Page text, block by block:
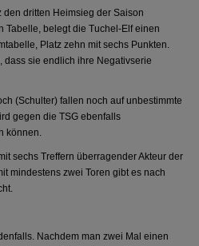
dritten Heimsieg der Saison
Tabelle, belegt die Tuchel-Elf einen
Platz zehn mit sechs Punkten.
dass sie endlich ihre Negativserie
(Schulter) fallen noch auf unbestimmte
gegen die TSG ebenfalls
können.
sechs Treffern überragender Akteur der
mindestens zwei Toren gibt es nach
Nachdem man zwei Mal einen